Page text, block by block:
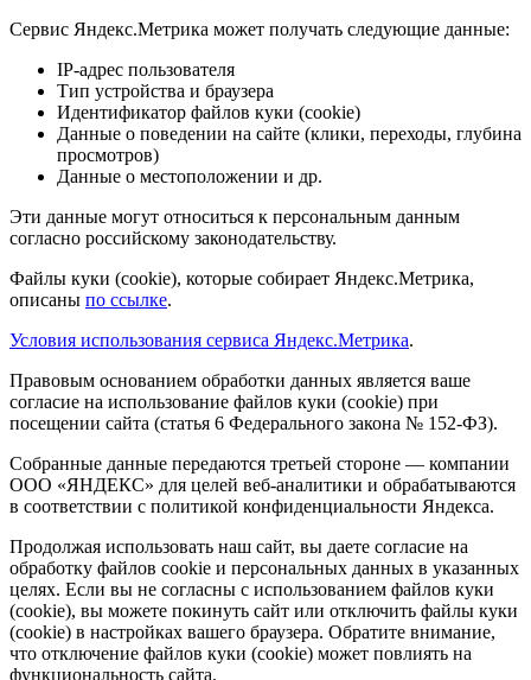
Сервис Яндекс.Метрика может получать следующие данные:
IP-адрес пользователя
Тип устройства и браузера
Идентификатор файлов куки (cookie)
Данные о поведении на сайте (клики, переходы, глубина
просмотров)
Данные о местоположении и др.
Эти данные могут относиться к персональным данным
согласно российскому законодательству.
Файлы куки (cookie), которые собирает Яндекс.Метрика,
описаны по ссылке.
Условия использования сервиса Яндекс.Метрика.
Правовым основанием обработки данных является ваше
согласие на использование файлов куки (cookie) при
посещении сайта (статья 6 Федерального закона № 152-ФЗ).
Собранные данные передаются третьей стороне — компании
ООО «ЯНДЕКС» для целей веб-аналитики и обрабатываются
в соответствии с политикой конфиденциальности Яндекса.
Продолжая использовать наш сайт, вы даете согласие на
обработку файлов cookie и персональных данных в указанных
целях. Если вы не согласны с использованием файлов куки
(cookie), вы можете покинуть сайт или отключить файлы куки
(cookie) в настройках вашего браузера. Обратите внимание,
что отключение файлов куки (cookie) может повлиять на
функциональность сайта.